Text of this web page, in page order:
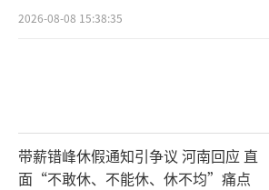
2026-08-08 15:38:35
带薪错峰休假通知引争议 河南回应 直
面“不敢休、不能休、休不均”痛点